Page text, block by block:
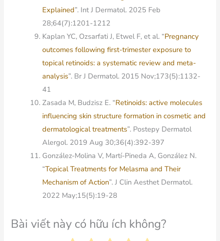
Explained”. Int J Dermatol. 2025 Feb
28;64(7):1201-1212
Kaplan YC, Ozsarfati J, Etwel F, et al. “Pregnancy
outcomes following first-trimester exposure to
topical retinoids: a systematic review and meta-
analysis”. Br J Dermatol. 2015 Nov;173(5):1132-
41
Zasada M, Budzisz E. “Retinoids: active molecules
influencing skin structure formation in cosmetic and
dermatological treatments”. Postepy Dermatol
Alergol. 2019 Aug 30;36(4):392-397
González-Molina V, Martí-Pineda A, González N.
“Topical Treatments for Melasma and Their
Mechanism of Action”. J Clin Aesthet Dermatol.
2022 May;15(5):19-28
Bài viết này có hữu ích không?